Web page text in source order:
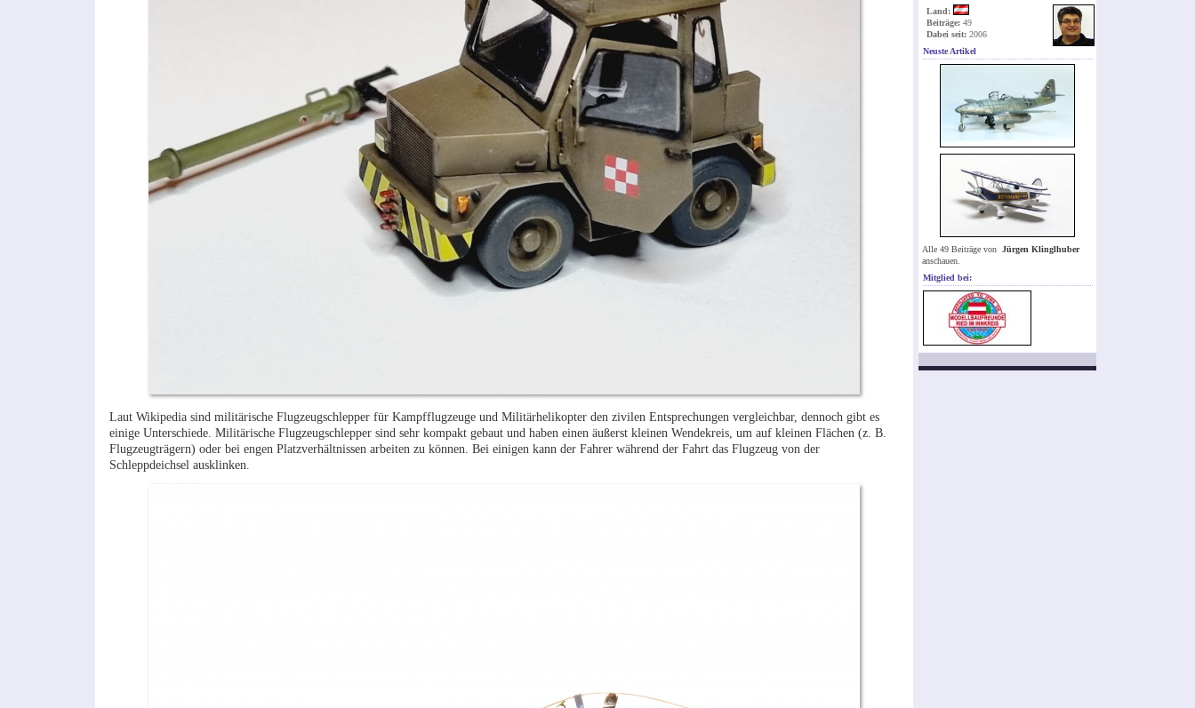
Laut Wikipedia sind militärische Flugzeugschlepper für Kampfflugzeuge und Militärhelikopter den zivilen Entsprechungen vergleichbar, dennoch gibt es
einige Unterschiede. Militärische Flugzeugschlepper sind sehr kompakt gebaut und haben einen äußerst kleinen Wendekreis, um auf kleinen Flächen (z. B.
Flugzeugträgern) oder bei engen Platzverhältnissen arbeiten zu können. Bei einigen kann der Fahrer während der Fahrt das Flugzeug von der
Schleppdeichsel ausklinken.
Land:
Beiträge: 49
Dabei seit: 2006
Neuste Artikel
Alle 49 Beiträge von Jürgen Klinglhuber
anschauen.
Mitglied bei: